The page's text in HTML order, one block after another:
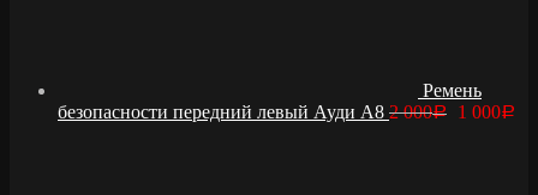
Ремень
безопасности передний левый Ауди А8 2 000Р 1 000Р